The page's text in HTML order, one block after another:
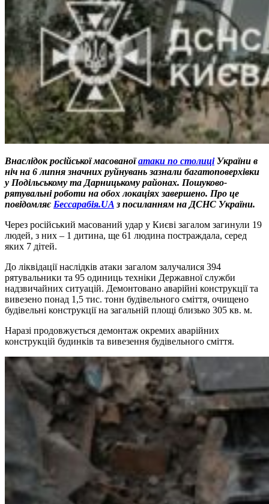
Внаслідок російської масованоїатаки по столиціУкраїни в
ніч на 6 липня значних руйнувань зазнали багатоповерхівки
у Подільському та Дарницькому районах. Пошуково-
рятувальні роботи на обох локаціях завершено. Про це
повідомляє Бессарабія.UA з посиланням на ДСНС України.
Через російський масований удар у Києві загалом загинули 19
людей, з них – 1 дитина, ще 61 людина постраждала, серед
яких 7 дітей.
До ліквідації наслідків атаки загалом залучалися 394
рятувальники та 95 одиниць техніки Державної служби
надзвичайних ситуацій. Демонтовано аварійні конструкції та
вивезено понад 1,5 тис. тонн будівельного сміття, очищено
будівельні конструкції на загальній площі близько 305 кв. м.
Наразі продовжується демонтаж окремих аварійних
конструкцій будинків та вивезення будівельного сміття.